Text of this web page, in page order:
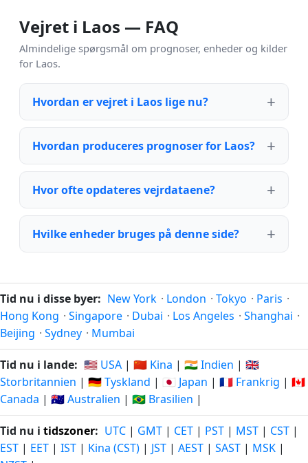
Vejret i Laos — FAQ
Almindelige spørgsmål om prognoser, enheder og kilder
for Laos.
Hvordan er vejret i Laos lige nu?
Hvordan produceres prognoser for Laos?
Hvor ofte opdateres vejrdataene?
Hvilke enheder bruges på denne side?
Tid nu i disse byer: New York · London · Tokyo · Paris ·
Hong Kong · Singapore · Dubai · Los Angeles · Shanghai ·
Beijing · Sydney · Mumbai
Tid nu i lande: 🇺🇸 USA | 🇨🇳 Kina | 🇮🇳 Indien | 🇬🇧
Storbritannien | 🇩🇪 Tyskland | 🇯🇵 Japan | 🇫🇷 Frankrig | 🇨🇦
Canada | 🇦🇺 Australien | 🇧🇷 Brasilien |
Tid nu i tidszoner: UTC | GMT | CET | PST | MST | CST |
EST | EET | IST | Kina (CST) | JST | AEST | SAST | MSK |